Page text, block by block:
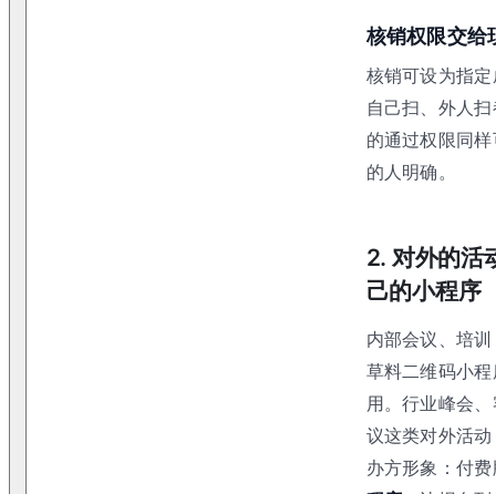
核销权限交给
核销可设为指
自己扫、外人
的通过权限同
的人明确。
2. 对外的活
己的小程序
内部会议、培
草料二维码小
用。行业峰会
议这类对外活
办方形象：付